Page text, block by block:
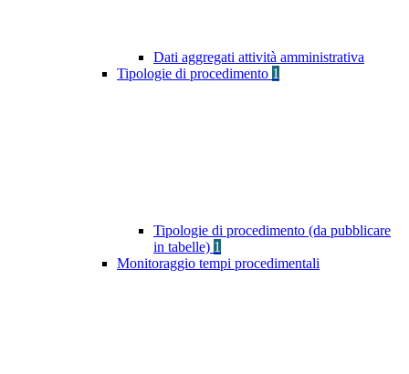
Dati aggregati attività amministrativa
Tipologie di procedimento 1
Tipologie di procedimento (da pubblicare
in tabelle) 1
Monitoraggio tempi procedimentali